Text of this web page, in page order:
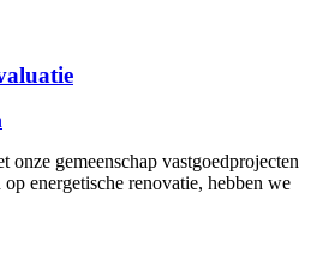
onze gemeenschap vastgoedprojecten
energetische renovatie, hebben we